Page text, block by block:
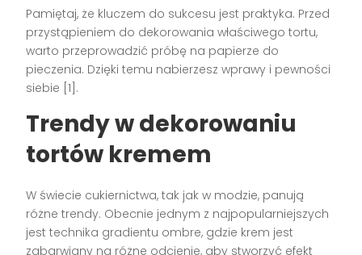
Pamiętaj, że kluczem do sukcesu jest praktyka. Przed
przystąpieniem do dekorowania właściwego tortu,
warto przeprowadzić próbę na papierze do
pieczenia. Dzięki temu nabierzesz wprawy i pewności
siebie [1].
Trendy w dekorowaniu
tortów kremem
W świecie cukiernictwa, tak jak w modzie, panują
różne trendy. Obecnie jednym z najpopularniejszych
jest technika gradientu ombre, gdzie krem jest
zabarwiany na różne odcienie, aby stworzyć efekt